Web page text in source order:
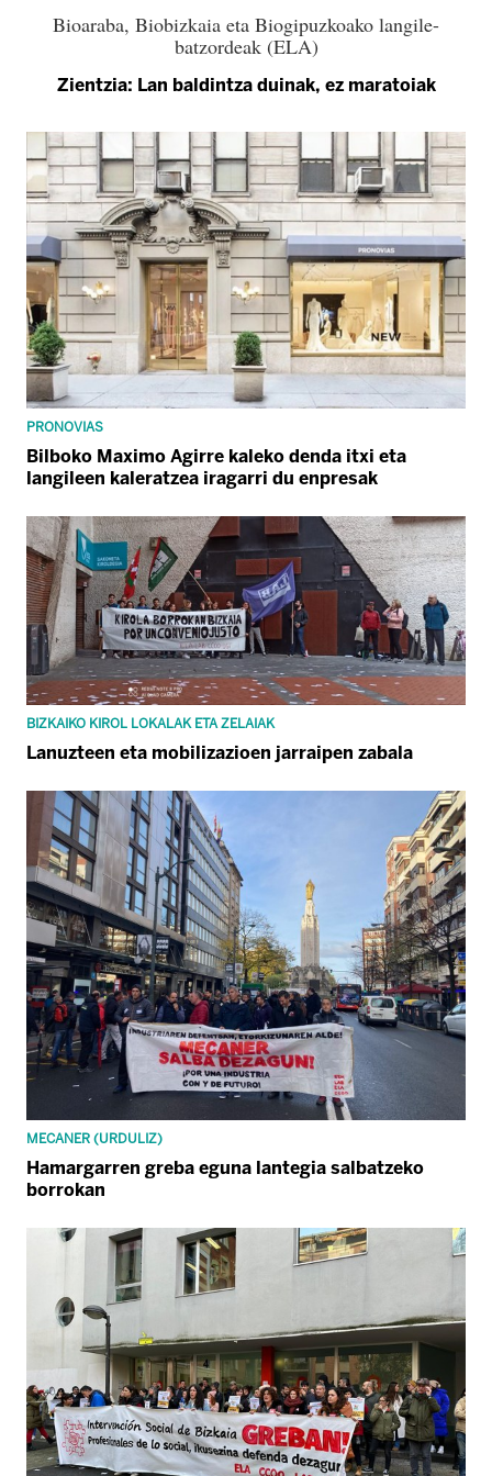
Bioaraba, Biobizkaia eta Biogipuzkoako langile-
batzordeak (ELA)
Zientzia: Lan baldintza duinak, ez maratoiak
PRONOVIAS
Bilboko Maximo Agirre kaleko denda itxi eta
langileen kaleratzea iragarri du enpresak
BIZKAIKO KIROL LOKALAK ETA ZELAIAK
Lanuzteen eta mobilizazioen jarraipen zabala
MECANER (URDULIZ)
Hamargarren greba eguna lantegia salbatzeko
borrokan